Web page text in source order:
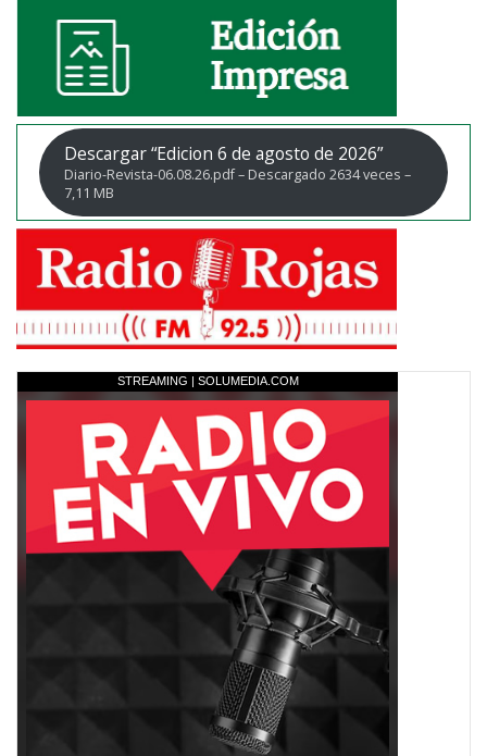
Descargar “Edicion 6 de agosto de 2026”
Diario-Revista-06.08.26.pdf – Descargado 2634 veces –
7,11 MB